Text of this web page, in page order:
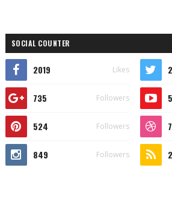
SOCIAL COUNTER
2019 Likes
735 Followers
524 Followers
849 Followers